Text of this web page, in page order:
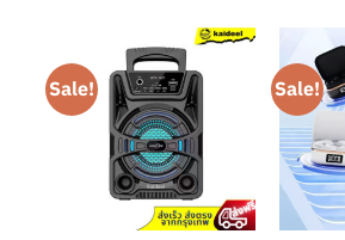
Sale! Sale!